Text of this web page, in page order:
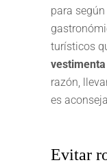
para
turísticos
razón,
es
Evitar